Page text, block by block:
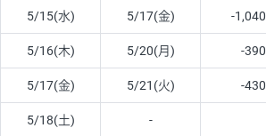
5/15(水) 5/17(金) -1,040
5/16(木) 5/20(月) -390
5/17(金) 5/21(火) -430
5/18(土) -